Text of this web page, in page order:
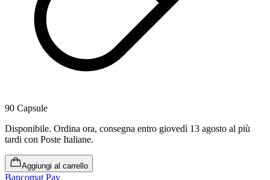
90 Capsule
Disponibile. Ordina ora, consegna entro giovedì 13 agosto al più
tardi con Poste Italiane.
Aggiungi al carrello
Bancomat Pay